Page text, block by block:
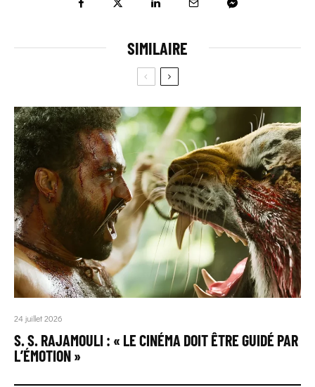
SIMILAIRE
24 juillet 2026
S. S. RAJAMOULI : « LE CINÉMA DOIT ÊTRE GUIDÉ PAR
L’ÉMOTION »